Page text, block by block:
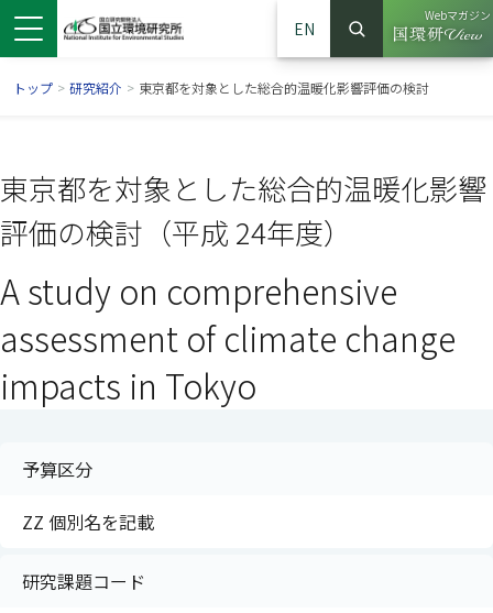
ドウで開きます）
ンドウで開きます）
ウインドウで開きます）
EN
サイト内検索
検索
Webマガジン
（別ウイ
トップ > 研究紹介 > 東京都を対象とした総合的温暖化影響評価の検討
東京都を対象とした総合的温暖化影響
評価の検討（平成 24年度）
A study on comprehensive
assessment of climate change
impacts in Tokyo
予算区分
ZZ 個別名を記載
研究課題コード